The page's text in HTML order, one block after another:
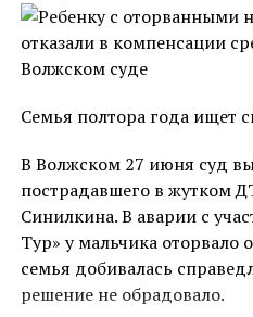
расширяя здесь
локализации
Республике Беларусь, так и
здесь огромное поле
крупнейший
АВТОВАЗ», – рассказал
Самарской области.
По его словам, в ходе
достигнуты конкретные
Семья полтора года ищет
В Волжском 27 июня суд
пострадавшего в жутком
Синилкина. В аварии с
Тур» у мальчика оторвало
семья добивалась
решение не обрадовало.